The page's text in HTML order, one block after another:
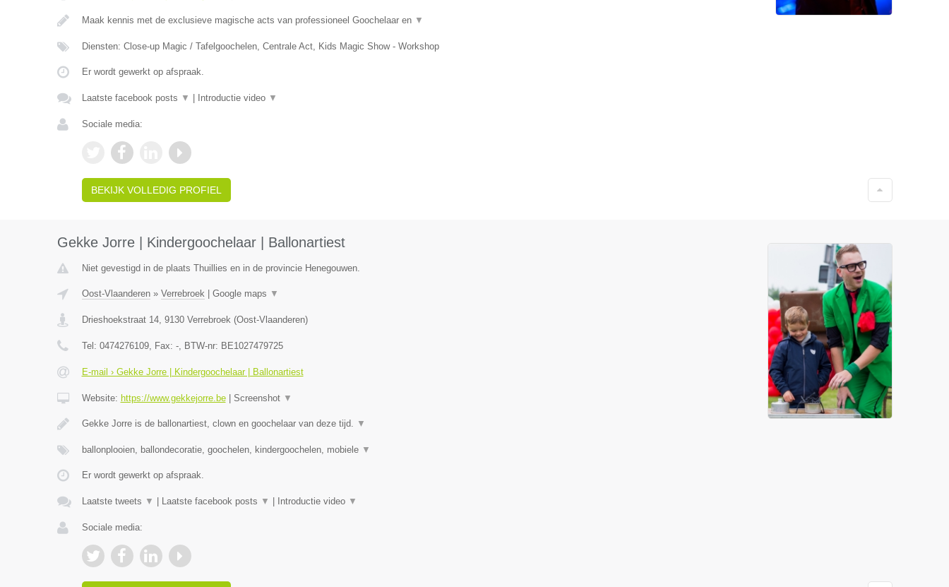
Maak kennis met de exclusieve magische acts van professioneel Goochelaar en ▼
Diensten: Close-up Magic / Tafelgoochelen, Centrale Act, Kids Magic Show - Workshop
Er wordt gewerkt op afspraak.
Laatste facebook posts ▼ Introductie video ▼
Sociale media:
BEKIJK VOLLEDIG PROFIEL
Gekke Jorre | Kindergoochelaar | Ballonartiest
Niet gevestigd in de plaats Thuillies en in de provincie Henegouwen.
Oost-Vlaanderen» Verrebroek| Google maps ▼
Drieshoekstraat 14, 9130 Verrebroek(Oost-Vlaanderen)
Tel: 0474276109, Fax: -, BTW-nr: BE1027479725
E-mail › Gekke Jorre | Kindergoochelaar | Ballonartiest
Website: https://www.gekkejorre.be| Screenshot ▼
Gekke Jorre is de ballonartiest, clown en goochelaar van deze tijd. ▼
ballonplooien, ballondecoratie, goochelen, kindergoochelen, mobiele ▼
Er wordt gewerkt op afspraak.
Laatste tweets ▼ Laatste facebook posts ▼ Introductie video ▼
Sociale media: